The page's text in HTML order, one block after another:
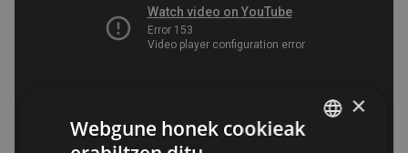
×
Webgune honek cookieak